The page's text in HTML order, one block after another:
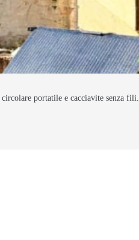
portatile e cacciavite senza fili.